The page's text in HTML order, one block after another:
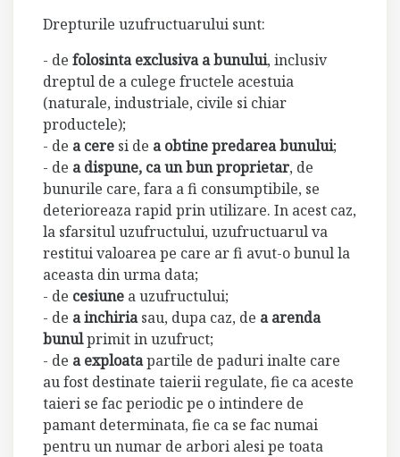
Drepturile uzufructuarului sunt:
- de folosinta exclusiva a bunului, inclusiv
dreptul de a culege fructele acestuia
(naturale, industriale, civile si chiar
productele);
- de a cere si de a obtine predarea bunului;
- de a dispune, ca un bun proprietar, de
bunurile care, fara a fi consumptibile, se
deterioreaza rapid prin utilizare. In acest caz,
la sfarsitul uzufructului, uzufructuarul va
restitui valoarea pe care ar fi avut-o bunul la
aceasta din urma data;
- de cesiune a uzufructului;
- de a inchiriasau, dupa caz, de a arenda
bunulprimit in uzufruct;
- de a exploatapartile de paduri inalte care
au fost destinate taierii regulate, fie ca aceste
taieri se fac periodic pe o intindere de
pamant determinata, fie ca se fac numai
pentru un numar de arbori alesi pe toata